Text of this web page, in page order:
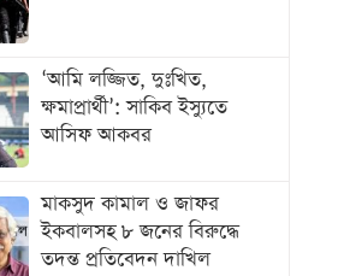
‘আমি লজ্জিত, দুঃখিত,
ক্ষমাপ্রার্থী’: সাকিব ইস্যুতে
আসিফ আকবর
মাকসুদ কামাল ও জাফর
ইকবালসহ ৮ জনের বিরুদ্ধে
তদন্ত প্রতিবেদন দাখিল